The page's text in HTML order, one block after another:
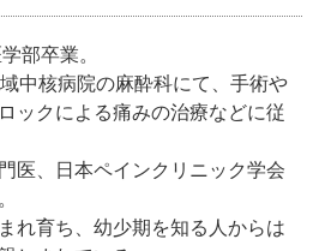
部卒業。
中核病院の麻酔科にて、手術や
ックによる痛みの治療などに従
医、日本ペインクリニック学会
れ育ち、幼少期を知る人からは